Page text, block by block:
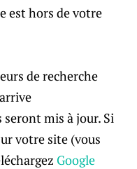
est hors de votre
de recherche
seront mis à jour. Si
votre site (vous
Google